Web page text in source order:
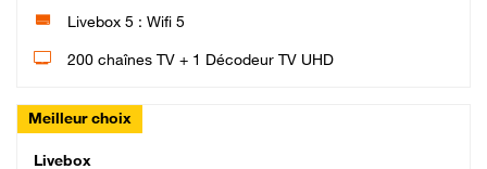
Livebox 5 : Wifi 5
200 chaînes TV + 1 Décodeur TV UHD
Meilleur choix
Livebox